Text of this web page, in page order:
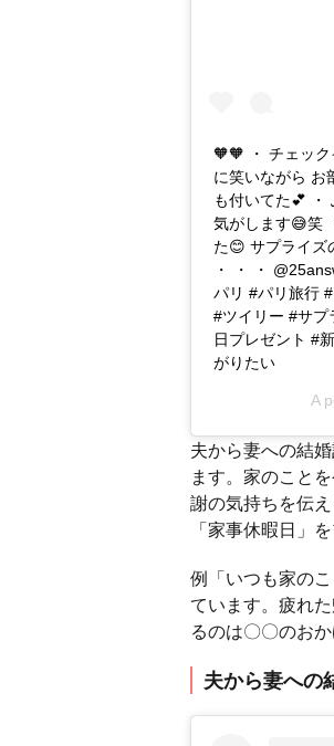
🧡🧡 ・ チェッ
に笑いながら お
も付いてた💕 ・
気がします😅笑
た😊 サプライズ
・ ・ ・
パリ #パリ旅行
#ツイリー #サプ
日プレゼント #
がりたい
A
夫から妻への結
ます。家のこと
謝の気持ちを伝
「家事休暇日」
例「いつも家の
ています。疲れ
るのは〇〇のお
夫から妻へ